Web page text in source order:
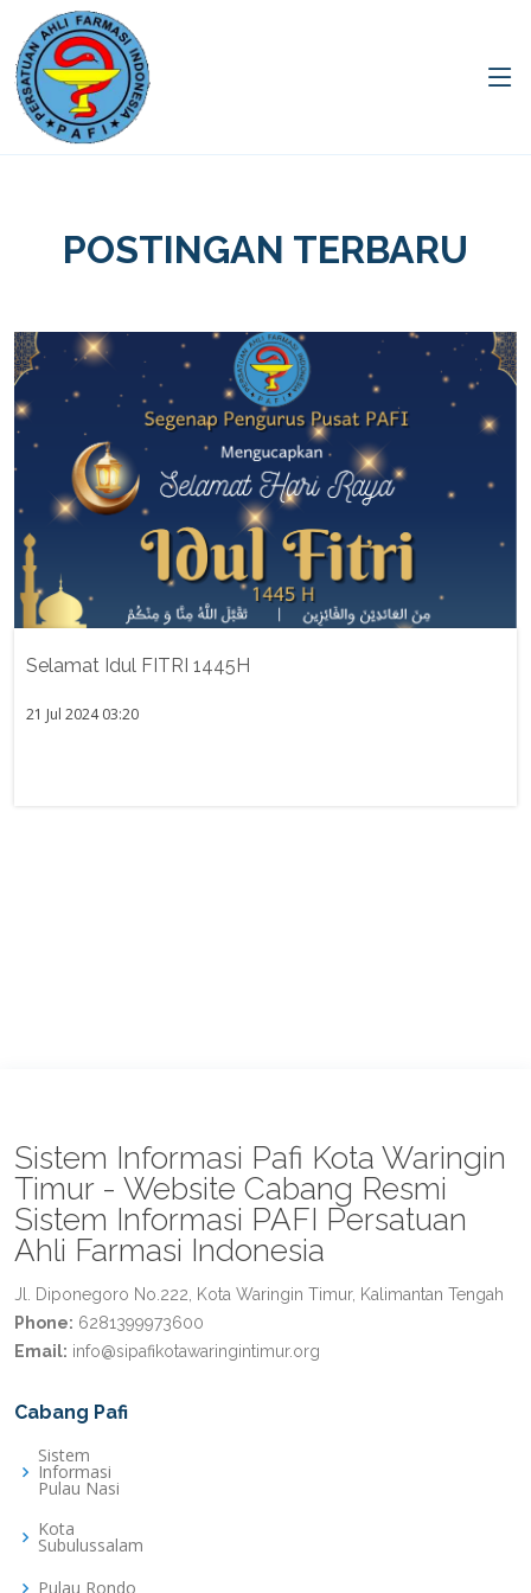
POSTINGAN TERBARU
Selamat Idul FITRI 1445H
21 Jul 2024 03:20
Sistem Informasi Pafi Kota Waringin
Timur - Website Cabang Resmi
Sistem Informasi PAFI Persatuan
Ahli Farmasi Indonesia
Jl. Diponegoro No.222, Kota Waringin Timur, Kalimantan Tengah
Phone: 6281399973600
Email: info@sipafikotawaringintimur.org
Cabang Pafi
Sistem
Informasi
Pulau Nasi
Kota
Subulussalam
Pulau Rondo